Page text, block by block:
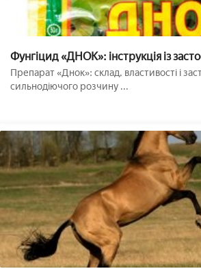
Фунгіцид «ДНОК»: інструкція із
Препарат «Днок»: склад, властивості і
сильнодіючого розчину ...